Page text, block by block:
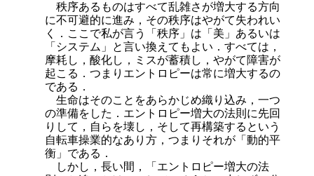
秩序あるものはすべて乱雑さが増大する方向
に不可避的に進み，その秩序はやがて失われい
く．ここで私が言う「秩序」は「美」あるいは
「システム」と言い換えてもよい．すべては，
摩耗し，酸化し，ミスが蓄積し，やがて障害が
起こる．つまりエントロピーは常に増大するの
である．
生命はそのことをあらかじめ織り込み，一つ
の準備をした．エントロピー増大の法則に先回
りして，自らを壊し，そして再構築するという
自転車操業的なあり方，つまりそれが「動的平
衡」である．
しかし，長い間，「エントロピー増大の法